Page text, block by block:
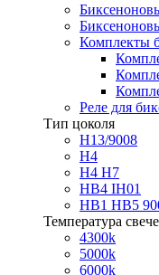
Комплекты
Реле для
Тип цоколя
H13/9008
H4
H4 H7
HB4 IH01
HB1 HB5
Температура
4300k
5000k
6000k